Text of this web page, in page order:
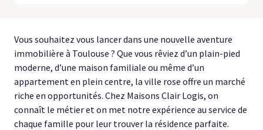
Vous souhaitez vous lancer dans une nouvelle aventure
immobilière à Toulouse ? Que vous rêviez d’un plain-pied
moderne, d’une maison familiale ou même d’un
appartement en plein centre, la ville rose offre un marché
riche en opportunités. Chez Maisons Clair Logis, on
connaît le métier et on met notre expérience au service de
chaque famille pour leur trouver la résidence parfaite.